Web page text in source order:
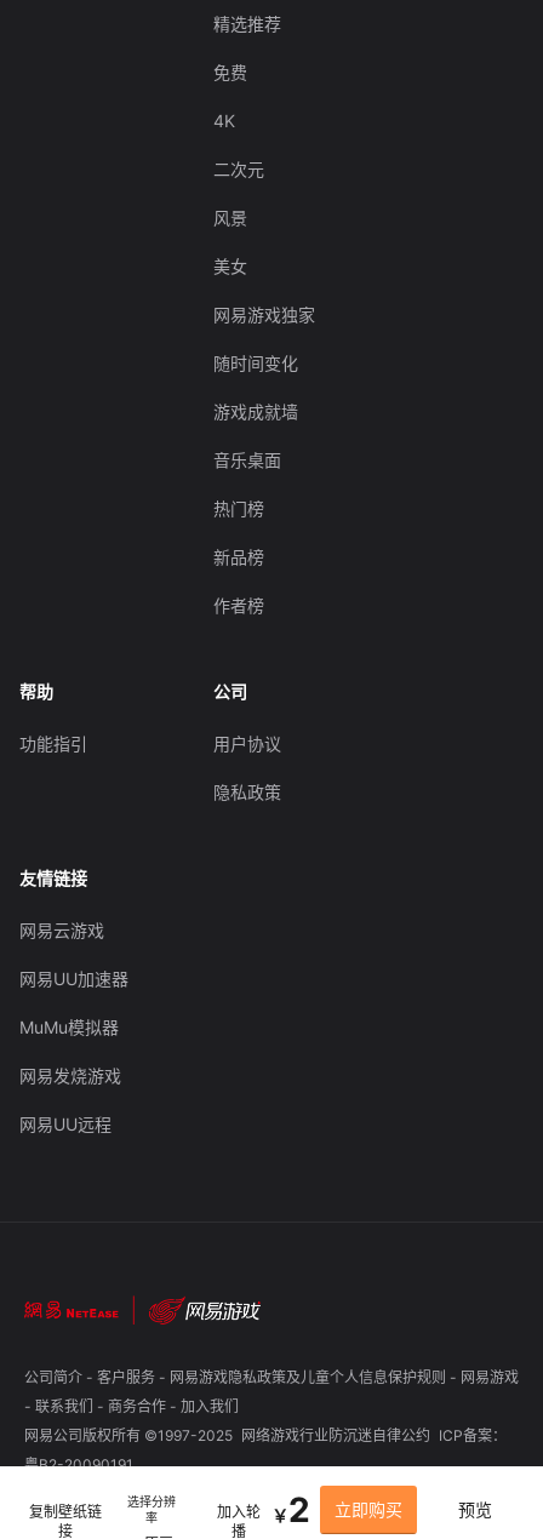
复制壁纸链
接
选择分辨
率
加入轮
播
￥2 立即购买 预览
精选推荐
免费
4K
二次元
风景
美女
网易游戏独家
随时间变化
游戏成就墙
音乐桌面
热门榜
新品榜
作者榜
帮助
功能指引
公司
用户协议
隐私政策
友情链接
网易云游戏
网易UU加速器
MuMu模拟器
网易发烧游戏
网易UU远程
公司简介 - 客户服务 - 网易游戏隐私政策及儿童个人信息保护规则 - 网易游戏
- 联系我们 - 商务合作 - 加入我们
网易公司版权所有 ©1997-2025 网络游戏行业防沉迷自律公约 ICP备案：
粤B2-20090191